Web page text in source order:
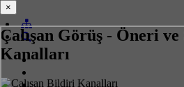
Çalışan Görüş - Öneri
Kanalları
×